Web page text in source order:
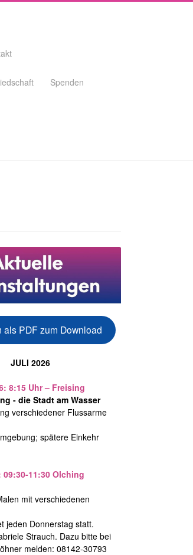
Spenden
als PDF zum Download
JULI 2026
8:15 Uhr – Freising
- die Stadt am Wasser
verschiedener Flussarme
spätere Einkehr
11:30 Olching
mit verschiedenen
jeden Donnerstag statt.
Strauch. Dazu bitte bei
melden: 08142-30793